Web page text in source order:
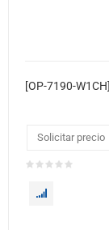
Solicitar precio